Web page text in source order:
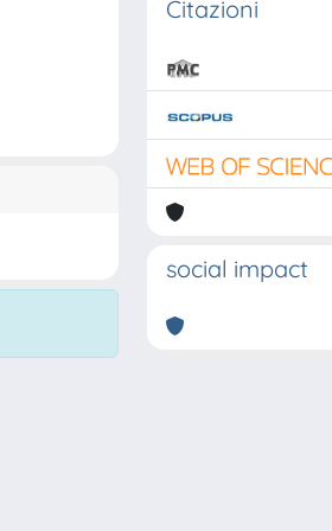
Citazioni
social impact